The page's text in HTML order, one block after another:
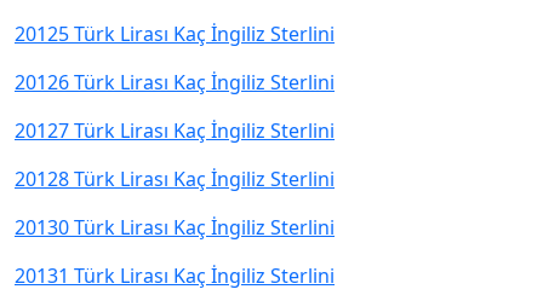
20125 Türk Lirası Kaç İngiliz Sterlini
20126 Türk Lirası Kaç İngiliz Sterlini
20127 Türk Lirası Kaç İngiliz Sterlini
20128 Türk Lirası Kaç İngiliz Sterlini
20130 Türk Lirası Kaç İngiliz Sterlini
20131 Türk Lirası Kaç İngiliz Sterlini